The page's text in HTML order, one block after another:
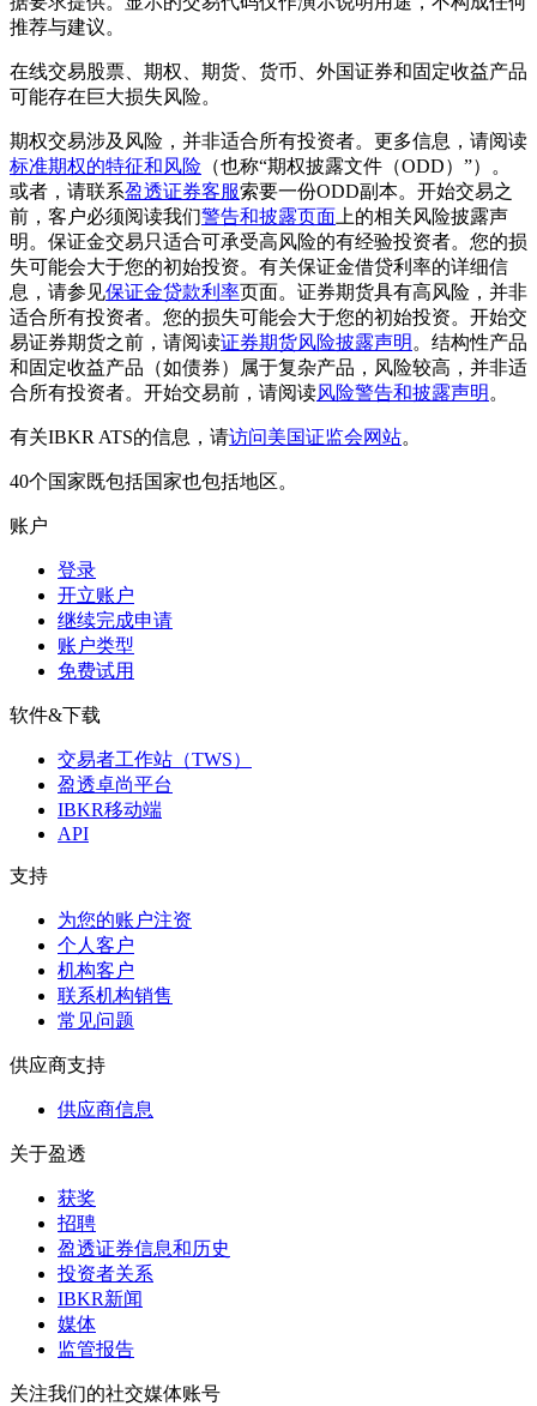
推荐与建议。
在线交易股票、期权、期货、货币、外国证券和固定收益产品
可能存在巨大损失风险。
期权交易涉及风险，并非适合所有投资者。更多信息，请阅读
标准期权的特征和风险 （也称“期权披露文件（ODD）”）。
或者，请联系盈透证券客服索要一份ODD副本。开始交易之
前，客户必须阅读我们警告和披露页面 上的相关风险披露声
明。保证金交易只适合可承受高风险的有经验投资者。您的损
失可能会大于您的初始投资。有关保证金借贷利率的详细信
息，请参见保证金贷款利率页面。证券期货具有高风险，并非
适合所有投资者。您的损失可能会大于您的初始投资。开始交
易证券期货之前，请阅读证券期货风险披露声明 。结构性产品
和固定收益产品（如债券）属于复杂产品，风险较高，并非适
合所有投资者。开始交易前，请阅读风险警告和披露声明 。
有关IBKR ATS的信息，请访问美国证监会网站。
40个国家既包括国家也包括地区。
账户
登录
开立账户
继续完成申请
账户类型
免费试用
软件&下载
交易者工作站（TWS）
盈透卓尚平台
IBKR移动端
API
支持
为您的账户注资
个人客户
机构客户
联系机构销售
常见问题
供应商支持
供应商信息
关于盈透
获奖
招聘
盈透证券信息和历史
投资者关系
IBKR新闻
媒体
监管报告
关注我们的社交媒体账号